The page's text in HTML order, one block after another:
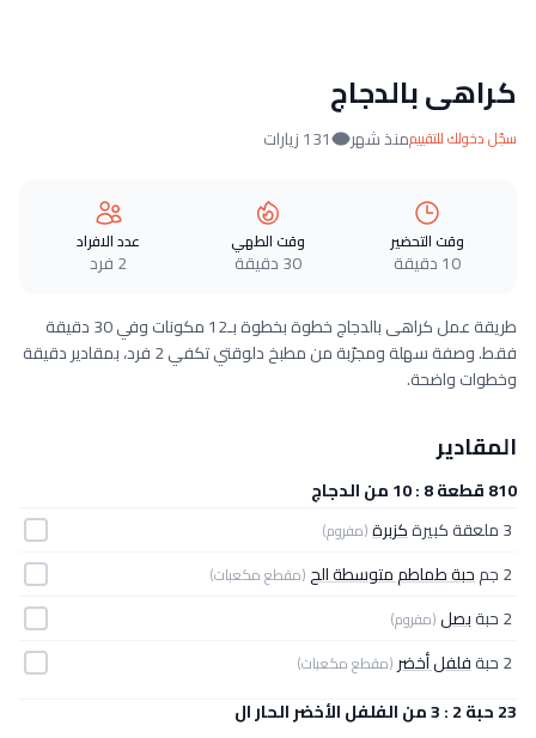
كراهى بالدجاج
سجّل دخولك للتقييممنذ شهر 131 زيارات
وقت التحضير
10 دقيقة
وقت الطهي
30 دقيقة
عدد الافراد
2 فرد
طريقة عمل كراهى بالدجاج خطوة بخطوة بـ12 مكونات وفي 30 دقيقة
فقط. وصفة سهلة ومجرّبة من مطبخ دلوقتي تكفي 2 فرد، بمقادير دقيقة
وخطوات واضحة.
المقادير
810 قطعة 8 : 10 من الدجاج
3 ملعقة كبيرة
كزبرة(مفروم)
2 جم حبة طماطم متوسطة الح(مقطع مكعبات)
2 حبة بصل(مفروم)
2 حبة فلفل أخضر (مقطع مكعبات)
23 حبة 2 : 3 من الفلفل الأخضر الحار ال